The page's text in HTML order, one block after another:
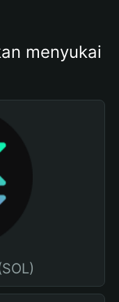
menyukai